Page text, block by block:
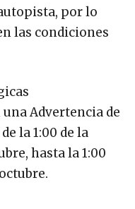
por lo
las condiciones
Advertencia de
la 1:00 de la
hasta la 1:00